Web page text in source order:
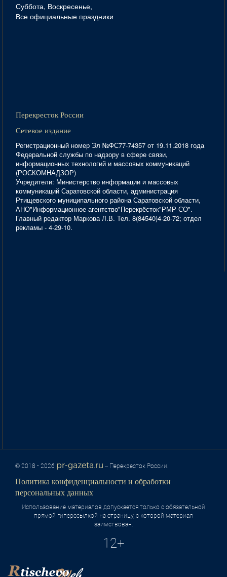
Суббота, Воскресенье,
Все официальные праздники
Перекресток России
Сетевое издание
Регистрационный номер Эл №ФС77-74357 от 19.11.2018 года
Федеральной службы по надзору в сфере связи,
информационных технологий и массовых коммуникаций
(РОСКОМНАДЗОР)
Учредители: Министерство информации и массовых
коммуникаций Саратовской области, администрация
Ртищевского муниципального района Саратовской области,
АНО"Информационное агентство"Перекрёсток"РМР СО".
Главный редактор Маркова Л.В. Тел. 8(84540)4-20-72; отдел
рекламы - 4-29-10.
© 2018 - 2026 pr-gazeta.ru – Перекресток России.
Политика конфиденциальности и обработки
персональных данных
Использование материалов допускается только с обязательной
прямой гиперссылкой на страницу, с которой материал
заимствован.
12+